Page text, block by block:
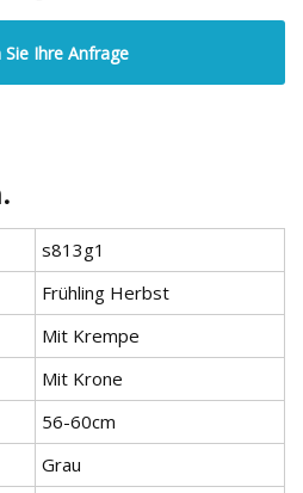
Sie Ihre Anfrage
s813g1
Frühling Herbst
Mit Krempe
Mit Krone
56-60cm
Grau